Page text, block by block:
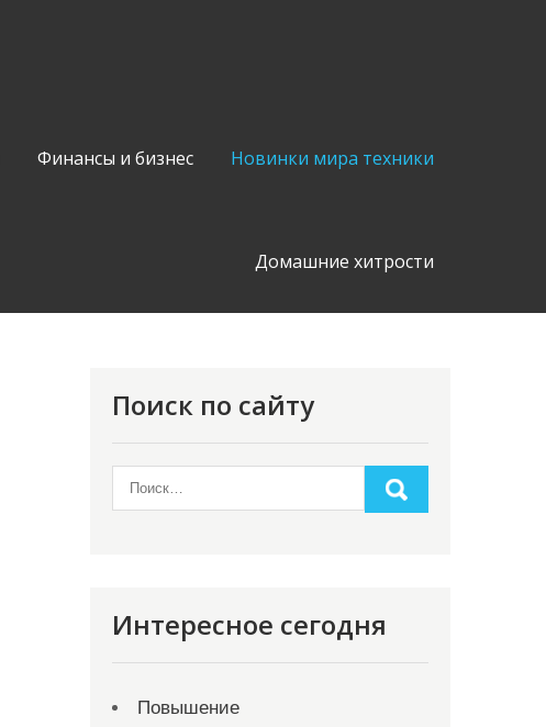
Финансы и бизнес Новинки мира техники
Домашние хитрости
Поиск по сайту
Интересное сегодня
Повышение